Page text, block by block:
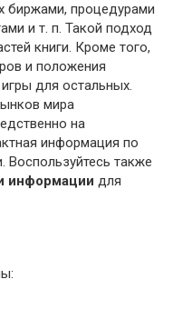
биржами, процедурами
и т. п. Такой подход
книги. Кроме того,
и положения
для остальных.
мира
на
информация по
Воспользуйтесь также
информации для